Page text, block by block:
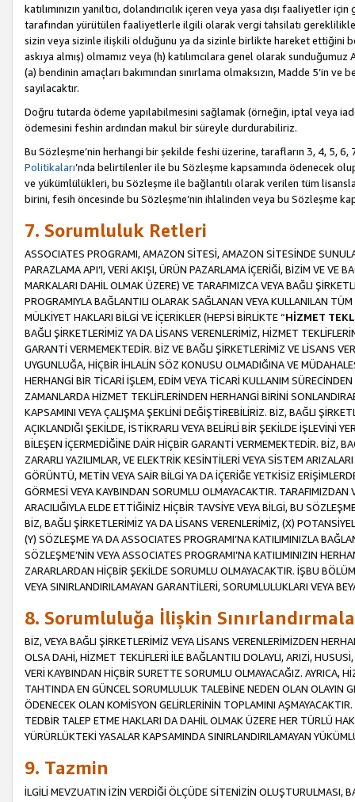
katılımınızın yanıltıcı, dolandırıcılık içeren veya yasa dışı
tarafından yürütülen faaliyetlerle ilgili olarak vergi tahsilatı
sizin veya sizinle ilişkili olduğunu ya da sizinle birlikte hareket ettiğini
askıya almış) olmamız veya (h) katılımcılara genel olarak
(a) bendinin amaçları bakımından sınırlama olmaksızın, Madde 5’in
sayılacaktır.
Doğru tutarda ödeme yapılabilmesini sağlamak (örneğin, iptal veya
ödemesini feshin ardından makul bir süreyle durdurabiliriz.
Bu Sözleşme’nin herhangi bir şekilde feshi üzerine, tarafların 3, 4, 5,
Politikaları’nda belirtilenler ile bu Sözleşme kapsamında ödenecek
ve yükümlülükleri, bu Sözleşme ile bağlantılı olarak verilen tüm
birini, fesih öncesinde bu Sözleşme’nin ihlalinden veya bu Sözleşme
7. Sorumluluk Retleri
ASSOCIATES PROGRAMI, AMAZON SİTESİ, AMAZON SİTESİNDE
PARAZLAMA API’I, VERİ AKIŞI, ÜRÜN PAZARLAMA İÇERİĞİ, BİZİM VE VE
MARKALARI DAHİL OLMAK ÜZERE) VE TARAFIMIZCA VEYA BAĞLI
PROGRAMIYLA BAĞLANTILI OLARAK SAĞLANAN VEYA KULLANILAN
MÜLKİYET HAKLARI BİLGİ VE İÇERİKLER (HEPSİ BİRLİKTE “HİZMET
BAĞLI ŞİRKETLERİMİZ YA DA LİSANS VERENLERİMİZ, HİZMET
GARANTİ VERMEMEKTEDİR. BİZ VE BAĞLI ŞİRKETLERİMİZ VE LİSANS
UYGUNLUĞA, HİÇBİR İHLALİN SÖZ KONUSU OLMADIĞINA VE
HERHANGİ BİR TİCARİ İŞLEM, EDİM VEYA TİCARİ KULLANIM
ZAMANLARDA HİZMET TEKLİFLERİNDEN HERHANGİ BİRİNİ
KAPSAMINI VEYA ÇALIŞMA ŞEKLİNİ DEĞİŞTİREBİLİRİZ. BİZ, BAĞLI
AÇIKLANDIĞI ŞEKİLDE, İSTİKRARLI VEYA BELİRLİ BİR ŞEKİLDE İŞLEVİNİ
BİLEŞEN İÇERMEDİĞİNE DAİR HİÇBİR GARANTİ VERMEMEKTEDİR. BİZ,
ZARARLI YAZILIMLAR, VE ELEKTRİK KESİNTİLERİ VEYA SİSTEM
GÖRÜNTÜ, METİN VEYA SAİR BİLGİ YA DA İÇERİĞE YETKİSİZ
GÖRMESİ VEYA KAYBINDAN SORUMLU OLMAYACAKTIR.
ARACILIĞIYLA ELDE ETTİĞİNİZ HİÇBİR TAVSİYE VEYA BİLGİ, BU
BİZ, BAĞLI ŞİRKETLERİMİZ YA DA LİSANS VERENLERİMİZ, (X)
(Y) SÖZLEŞME YA DA ASSOCIATES PROGRAMI’NA KATILIMINIZLA
SÖZLEŞME’NİN VEYA ASSOCIATES PROGRAMI’NA KATILIMINIZIN
ZARARLARDAN HİÇBİR ŞEKİLDE SORUMLU OLMAYACAKTIR. İŞBU
VEYA SINIRLANDIRILAMAYAN GARANTİLERİ, SORUMLULUKLARI VEYA
8. Sorumluluğa İlişkin
BİZ, VEYA BAĞLI ŞİRKETLERİMİZ VEYA LİSANS VERENLERİMİZDEN
OLSA DAHİ, HİZMET TEKLİFLERİ İLE BAĞLANTILI DOLAYLI, ARIZİ,
VERİ KAYBINDAN HİÇBİR SURETTE SORUMLU OLMAYACAĞIZ. AYRICA,
TAHTINDA EN GÜNCEL SORUMLULUK TALEBİNE NEDEN OLAN OLAYIN
ÖDENECEK OLAN KOMİSYON GELİRLERİNİN TOPLAMINI
TEDBİR TALEP ETME HAKLARI DA DAHİL OLMAK ÜZERE HER TÜRLÜ
YÜRÜRLÜKTEKİ YASALAR KAPSAMINDA SINIRLANDIRILAMAYAN
9. Tazmin
İLGİLİ MEVZUATIN İZİN VERDİĞİ ÖLÇÜDE SİTENİZİN OLUŞTURULMASI,